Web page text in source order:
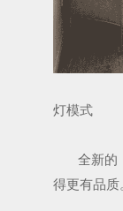
月
灯模式
全新的「
得更有品质